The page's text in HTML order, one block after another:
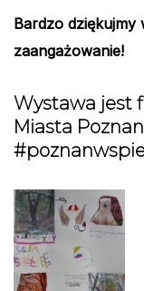
Bardzo dziękujmy
zaangażowanie!
Wystawa jest
Miasta